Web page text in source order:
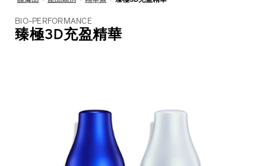
BIO-PERFORMANCE
臻極3D充盈精華